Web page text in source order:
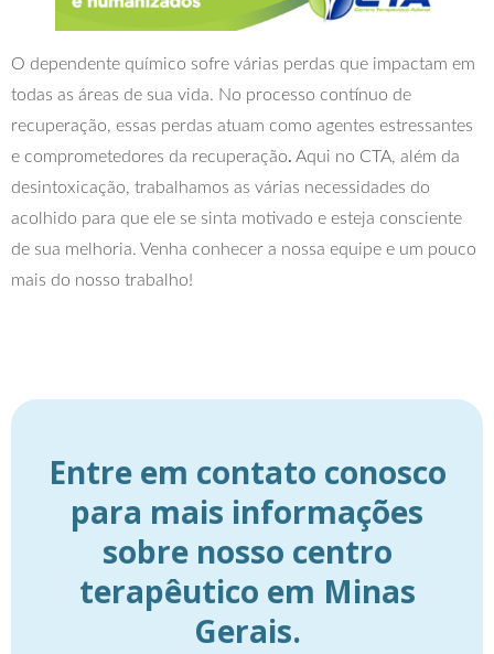
O dependente químico sofre várias perdas que impactam em
todas as áreas de sua vida. No processo contínuo de
recuperação, essas perdas atuam como agentes estressantes
e comprometedores da recuperação. Aqui no CTA, além da
desintoxicação, trabalhamos as várias necessidades do
acolhido para que ele se sinta motivado e esteja consciente
de sua melhoria. Venha conhecer a nossa equipe e um pouco
mais do nosso trabalho!
Entre em contato conosco
para mais informações
sobre nosso centro
terapêutico em Minas
Gerais.